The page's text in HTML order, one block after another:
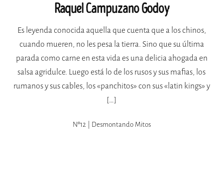
Raquel Campuzano Godoy
Es leyenda conocida aquella que cuenta que a los chinos,
cuando mueren, no les pesa la tierra. Sino que su última
parada como carne en esta vida es una delicia ahogada en
salsa agridulce. Luego está lo de los rusos y sus mafias, los
rumanos y sus cables, los «panchitos» con sus «latin kings» y
[…]
Nº12 | Desmontando Mitos